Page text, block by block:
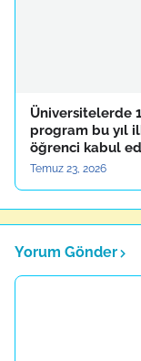
Üniversitelerde
program bu yıl
öğrenci kabul
Temuz 23, 2026
Yorum Gönder